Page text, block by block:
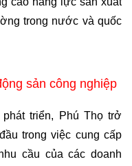
trong nước và quốc
sản công nghiệp
triển, Phú Thọ trở
trong việc cung cấp
cầu của các doanh